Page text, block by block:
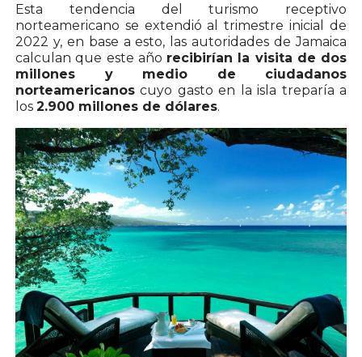
Esta tendencia del turismo receptivo
norteamericano se extendió al trimestre inicial de
2022 y, en base a esto, las autoridades de Jamaica
calculan que este año recibirían la visita de dos
millones y medio de ciudadanos
norteamericanos cuyo gasto en la isla treparía a
los 2.900 millones de dólares.